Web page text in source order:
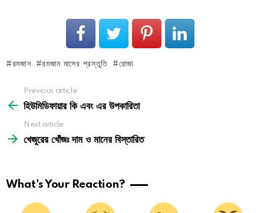
রমজান রমজান মাসের প্রস্তুতি রোজা
more
Previous article
হিউমিডিফায়ার কি এবং এর উপকারিতা
Next article
খেজুরের খোঁজঃ দাম ও মানের বিস্তারিত
What's Your Reaction?